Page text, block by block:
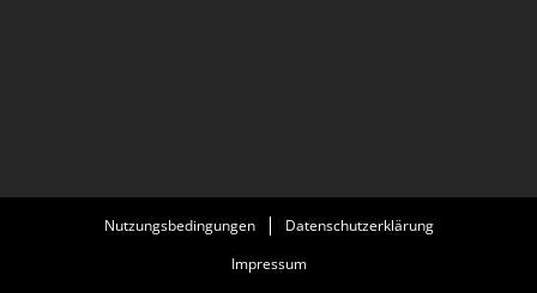
Nutzungsbedingungen
Datenschutzerklärung
Impressum